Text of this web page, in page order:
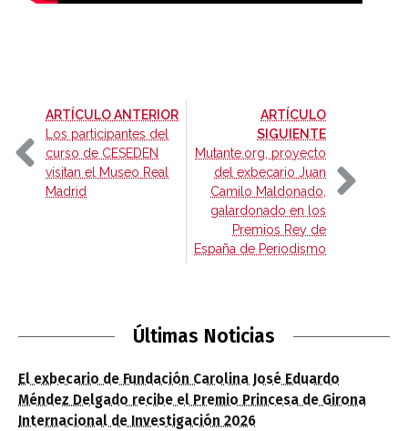
ARTÍCULO ANTERIOR-
Los participantes del
curso de CESEDEN
visitan el Museo Real
Madrid
ARTÍCULO
SIGUIENTE-
Mutante.org, proyecto
del exbecario Juan
Camilo Maldonado,
galardonado en los
Premios Rey de
España de Periodismo
Últimas Noticias
El exbecario de Fundación Carolina José Eduardo
Méndez Delgado recibe el Premio Princesa de Girona
Internacional de Investigación 2026